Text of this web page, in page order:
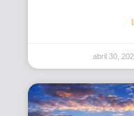
abril 30,